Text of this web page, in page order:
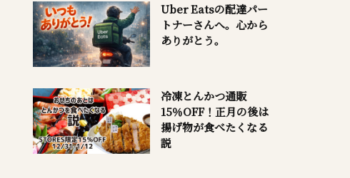
Uber Eatsの配達パー
トナーさんへ。心から
ありがとう。
冷凍とんかつ通販
15％OFF！正月の後は
揚げ物が食べたくなる
説